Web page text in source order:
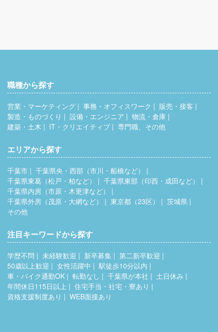
職種から探す
営業・マーケティング 事務・オフィスワーク
販売・接客
製造・ものづくり
設備・エンジニア
物流・倉庫
建築・土木
IT・クリエイティブ 専門職、その他
エリアから探す
千葉市
千葉県央・西部（市川・船橋など）
千葉県東葛（松戸・柏など）
千葉県東部（印西・成田など）
千葉県内房（市原・木更津など）
千葉県外房（茂原・大網など）
東京都（23区）
茨城県
その他
注目キーワードから探す
学歴不問 未経験歓迎 新卒募集
第二新卒歓迎
50歳以上歓迎
女性活躍中
駅徒歩10分以内
車・バイク通勤OK
転勤なし 千葉県が本社
土日休み
年間休日115日以上
住宅手当・社宅・寮あり
資格支援制度あり
WEB面接あり